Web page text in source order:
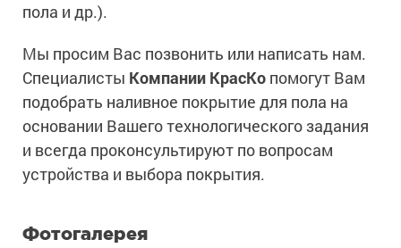
пола и др.).
Мы просим Вас позвонить или написать нам.
Специалисты Компании КрасКо помогут Вам
подобрать наливное покрытие для пола на
основании Вашего технологического задания
и всегда проконсультируют по вопросам
устройства и выбора покрытия.
Фотогалерея